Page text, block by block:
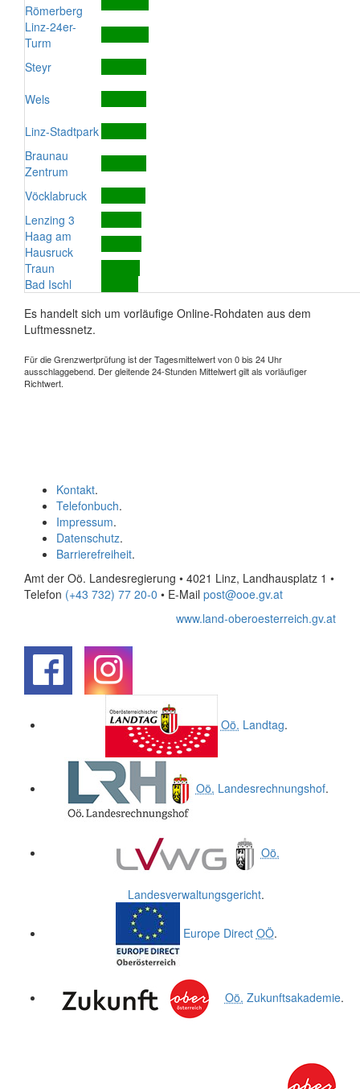
Römerberg
Linz-24er-
Turm
Steyr
Wels
Linz-Stadtpark
Braunau
Zentrum
Vöcklabruck
Lenzing 3
Haag am
Hausruck
Traun
Bad Ischl
Es handelt sich um vorläufige Online-Rohdaten aus dem
Luftmessnetz.
Für die Grenzwertprüfung ist der Tagesmittelwert von 0 bis 24 Uhr
ausschlaggebend. Der gleitende 24-Stunden Mittelwert gilt als vorläufiger
Richtwert.
Kontakt.
Telefonbuch.
Impressum.
Datenschutz.
Barrierefreiheit.
Amt der Oö. Landesregierung • 4021 Linz, Landhausplatz 1 •
Telefon (+43 732) 77 20-0 • E-Mail post@ooe.gv.at
www.land-oberoesterreich.gv.at
Oö. Landtag.
Oö. Landesrechnungshof.
Oö.
Landesverwaltungsgericht.
Europe Direct OÖ.
Oö. Zukunftsakademie.